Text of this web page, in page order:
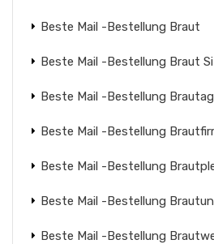
Beste Mail -Bestellung Braut
Beste Mail -Bestellung Braut
Beste Mail -Bestellung
Beste Mail -Bestellung
Beste Mail -Bestellung
Beste Mail -Bestellung
Beste Mail -Bestellung